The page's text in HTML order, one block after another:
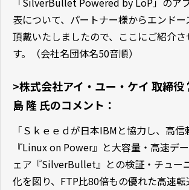
表について、パートナー様からエンドー
頂戴いたしましたので、ここにご紹介
す。（会社名団体名50音順）
>株式会社アイ・ユー・ケイ 取締役
島 隆 氏のコメント：
「Ｓｋｅｅｄが日本IBMと協力し、高
『Linux on Power』と大容量・高速デ
ェア『SilverBullet』との検証・チュー
化を図り、FTP比80倍もの優れた高速